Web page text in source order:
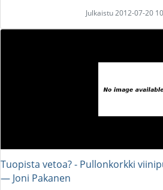
Julkaistu 2012-07-20
Tuopista vetoa? - Pullonkorkki
― Joni Pakanen